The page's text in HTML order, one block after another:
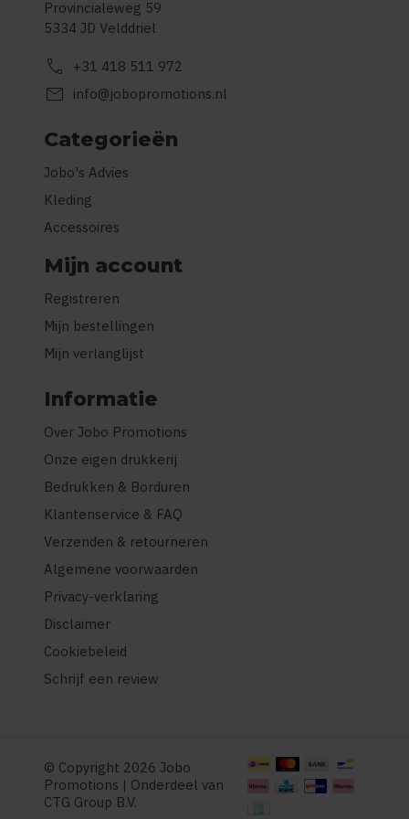
Provincialeweg 59
5334 JD Velddriel
call +31 418 511 972
mail info@jobopromotions.nl
Categorieën
Jobo's Advies
Kleding
Accessoires
Mijn account
Registreren
Mijn bestellingen
Mijn verlanglijst
Informatie
Over Jobo Promotions
Onze eigen drukkerij
Bedrukken & Borduren
Klantenservice & FAQ
Verzenden & retourneren
Algemene voorwaarden
Privacy-verklaring
Disclaimer
Cookiebeleid
Schrijf een review
© Copyright 2026 Jobo
Promotions | Onderdeel van
CTG Group B.V.